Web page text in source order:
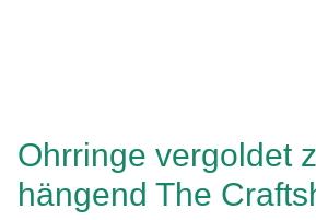
Ohrringe vergoldet
hängend The